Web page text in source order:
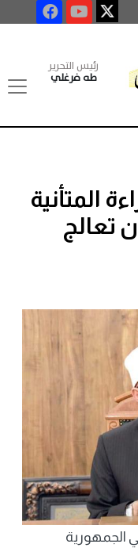
رئيس التحرير
طه فرغلي
المتأنية
تعالج
الجمهورية